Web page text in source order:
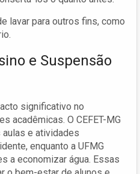
lavar para outros fins, como
e Suspensão
significativo no
acadêmicas. O CEFET-MG
e atividades
enquanto a UFMG
a economizar água. Essas